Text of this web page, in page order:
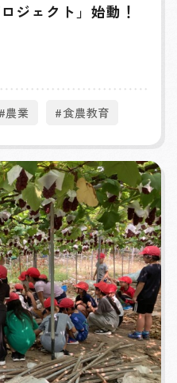
ジェクト」始動！
#農業 #食農教育